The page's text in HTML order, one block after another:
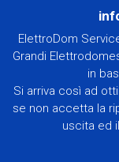
ElettroDom
Grandi
in
Si arriva così ad
se non accetta la
uscita ed